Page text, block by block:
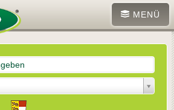
MENÜ